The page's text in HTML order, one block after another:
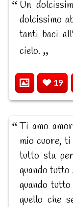
Un
dolcissimo
tanti baci
cielo.
19
Ti amo
mio cuore, ti
tutto sta per
quando
quando
quello che